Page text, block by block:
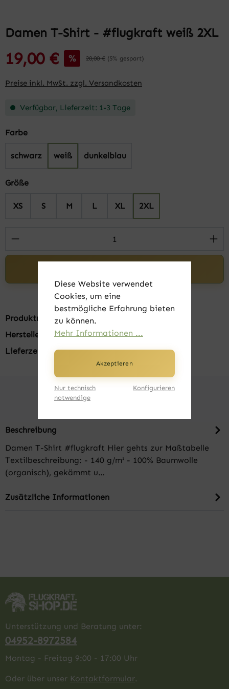
Damen T-Shirt - #flugkraft weiß 2XL
19,00 € % 20,00 € (5% gespart)
Preise inkl. MwSt. zzgl. Versandkosten
Verfügbar, Lieferzeit: 1-3 Tage
Farbeauswählen
schwarz weiß dunkelblau
Größeauswählen
XS S M L XL 2XL
Produkt Anzahl: Gib den gewünschten
Produktnummer:FK20100-12
Hersteller:
B&C
Lieferzeit:
1-3 Tage
Beschreibung
Damen T-Shirt #flugkraft Hier gehts zur Maßtabelle
Textilbeschreibung: - 140 g/m² - 100% Baumwolle
(organisch), gekämmt u…
Zusätzliche Informationen
Unterstützung und Beratung unter:
04952-8972584
Montag - Freitag 9:00 - 17:00 Uhr
Oder über unser Kontaktformular.
Diese Website verwendet
Cookies, um eine
bestmögliche Erfahrung bieten
zu können.
Mehr Informationen ...
Akzeptieren
Nur technisch
notwendige
Konfigurieren